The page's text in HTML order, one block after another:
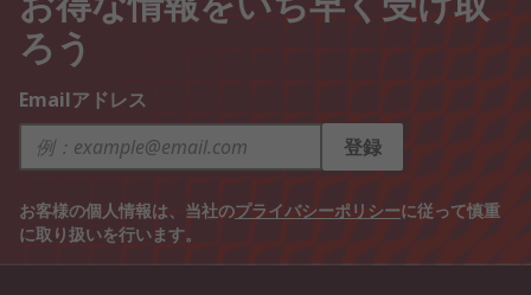
ろう
Emailアドレス
登録
お客様の個人情報は、当社のプライバシーポリシーに従って慎重
に取り扱いを行います。